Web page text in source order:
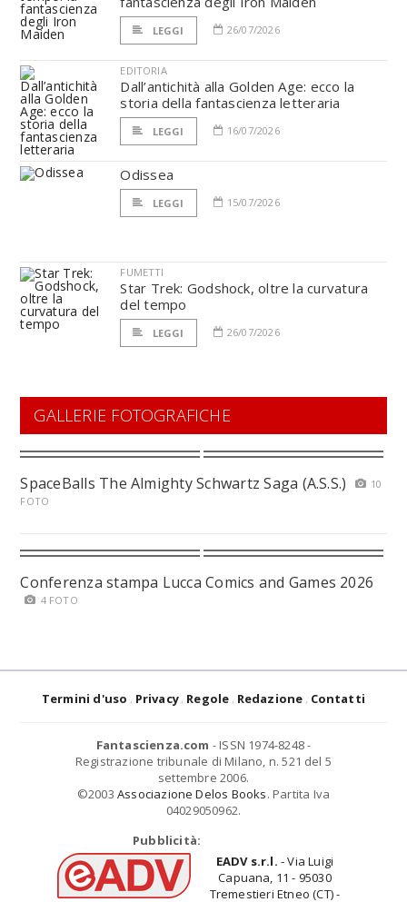
LEGGI 26/07/2026
EDITORIA
Dall’antichità alla Golden Age: ecco la
storia della fantascienza letteraria
LEGGI 16/07/2026
Odissea
LEGGI 15/07/2026
FUMETTI
Star Trek: Godshock, oltre la curvatura
del tempo
LEGGI 26/07/2026
GALLERIE FOTOGRAFICHE
SpaceBalls The Almighty Schwartz Saga (A.S.S.)
10
FOTO
Conferenza stampa Lucca Comics and Games 2026
4 FOTO
Termini d'uso Privacy Regole Redazione Contatti
Fantascienza.com - ISSN 1974-8248 -
Registrazione tribunale di Milano, n. 521 del 5
settembre 2006.
©2003 Associazione Delos Books. Partita Iva
04029050962.
Pubblicità:
EADV s.r.l. - Via Luigi
Capuana, 11 - 95030
Tremestieri Etneo (CT) -